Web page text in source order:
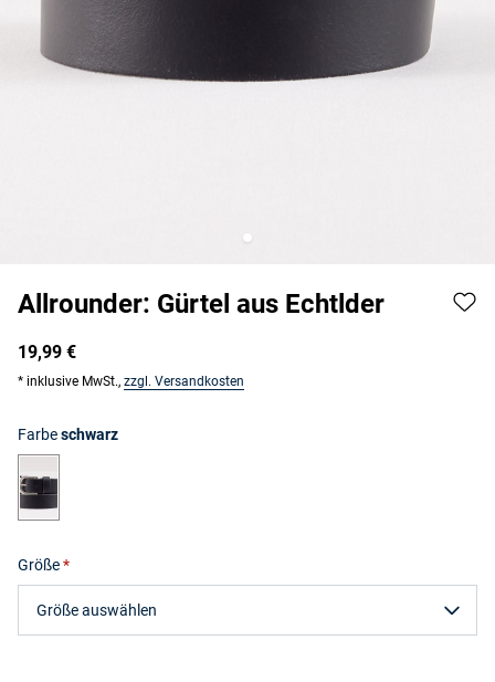
Allrounder: Gürtel aus Echtlder
19,99 €
* inklusive MwSt., zzgl. Versandkosten
Farbeschwarz
Größe
Größe auswählen